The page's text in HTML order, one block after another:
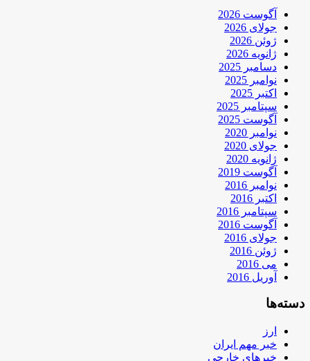
آگوست 2026
جولای 2026
ژوئن 2026
ژانویه 2026
دسامبر 2025
نوامبر 2025
اکتبر 2025
سپتامبر 2025
آگوست 2025
نوامبر 2020
جولای 2020
ژانویه 2020
آگوست 2019
نوامبر 2016
اکتبر 2016
سپتامبر 2016
آگوست 2016
جولای 2016
ژوئن 2016
می 2016
آوریل 2016
دسته‌ها
ارز
خبر مهم ایران
خبرهای خارجی